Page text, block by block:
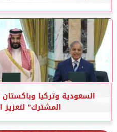
السعودية وتركيا
المشترك” لتعزيز